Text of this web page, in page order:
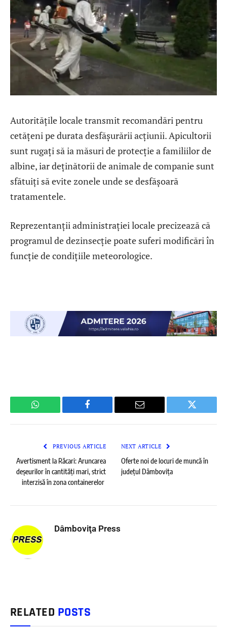
Autoritățile locale transmit recomandări pentru
cetățeni pe durata desfășurării acțiunii. Apicultorii
sunt rugați să ia măsuri de protecție a familiilor de
albine, iar deținătorii de animale de companie sunt
sfătuiți să evite zonele unde se desfășoară
tratamentele.
Reprezentanții administrației locale precizează că
programul de dezinsecție poate suferi modificări în
funcție de condițiile meteorologice.
WhatsApp Facebook Email Twitter
PREVIOUS ARTICLE
Avertisment la Răcari: Aruncarea
deșeurilor în cantități mari, strict
interzisă în zona containerelor
NEXT ARTICLE
Oferte noi de locuri de muncă în
județul Dâmbovița
Dâmboviţa Press
RELATED POSTS